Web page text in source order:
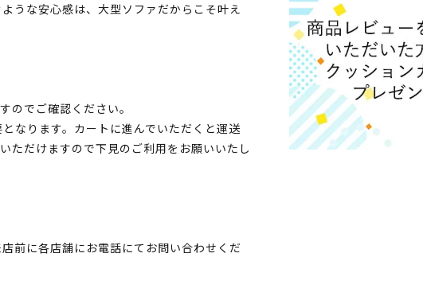
うな安心感は、大型ソファだからこそ叶え
でご確認ください。
なります。カートに進んでいただくと運送
ただけますので下見のご利用をお願いいたし
前に各店舗にお電話にてお問い合わせくだ